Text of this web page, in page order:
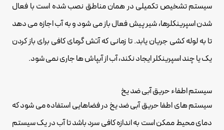
سیستم تشخیص تکمیلی در همان مناطق نصب شده است با فعال
شدن اسپرینکلرها، شیر پیش فعال باز می شود و به آب اجازه می دهد
تا به لوله کشی جریان یابد. تا زمانی که آتش گرمای کافی برای باز کردن
یک یا چند اسپرینکلر ایجاد نکند، آب از آبپاش ها جاری نمی شود.
سیستم اطفاء حریق آبی ضد یخ
سیستم های اطفا حریق آبی ضد یخ در فضاهایی استفاده می شود که
دمای محیط ممکن است به اندازه کافی سرد باشد تا آب در یک سیستم